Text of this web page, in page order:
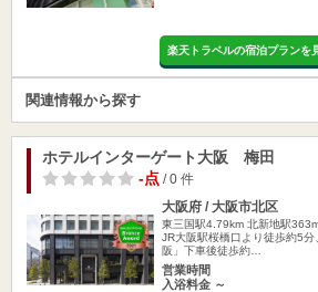
楽天トラベルの宿泊プランを
関連情報から探す
ホテルインターゲート大阪 梅田
-点/ 0 件
大阪府 / 大阪市北区
東三国駅4.79km 北新地駅
JR大阪駅桜橋口より徒歩約5
阪」下車後徒歩約…
営業時間
入浴料金 ～